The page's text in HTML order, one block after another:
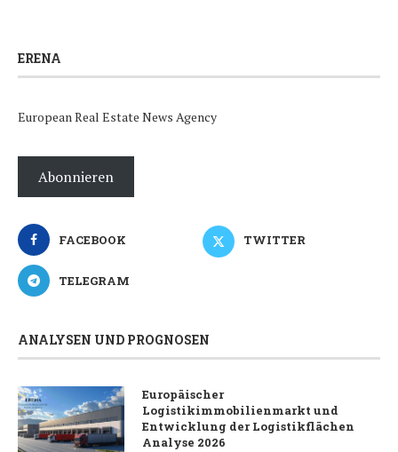
ERENA
European Real Estate News Agency
Abonnieren
FACEBOOK TWITTER
TELEGRAM
ANALYSEN UND PROGNOSEN
Europäischer
Logistikimmobilienmarkt und
Entwicklung der Logistikflächen
Analyse 2026